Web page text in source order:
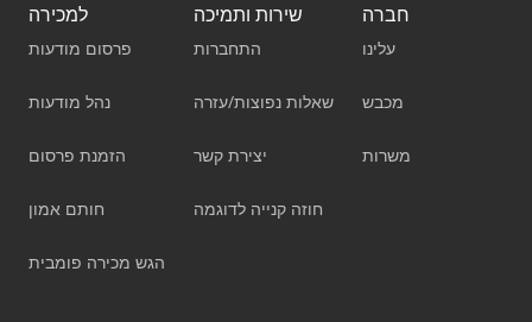
למכירה
פרסום מודעות
נהל מודעות
הזמנת פרסום
חותם אמון
הגש מכירה פומבית
שירות ותמיכה
התחברות
שאלות נפוצות/עזרה
יצירת קשר
חוזה קנייה לדוגמה
חברה
עלינו
מכבש
משרות